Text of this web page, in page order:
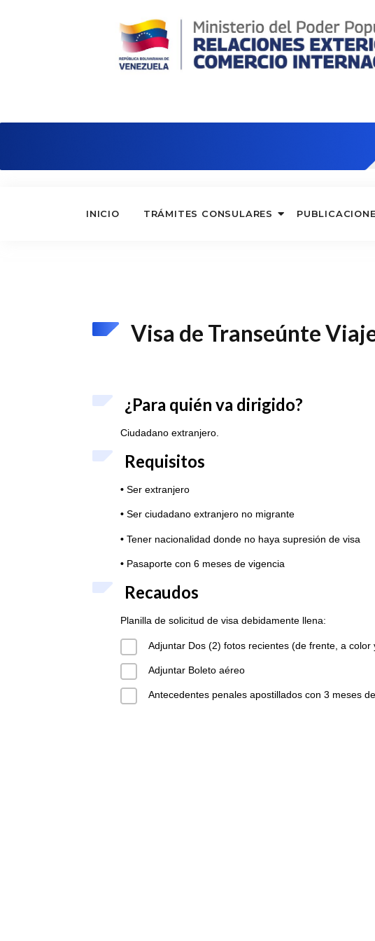
INICIO TRÁMITES CONSULARES
Visa de Transeúnte
¿Para quién va dirigido?
Ciudadano extranjero.
Requisitos
• Ser extranjero
• Ser ciudadano extranjero no migrante
• Tener nacionalidad donde no haya supresión de visa
• Pasaporte con 6 meses de vigencia
Recaudos
Planilla de solicitud de visa debidamente llena:
Adjuntar Dos (2) fotos recientes (de frente, a color
Adjuntar Boleto aéreo
Antecedentes penales apostillados con 3 meses